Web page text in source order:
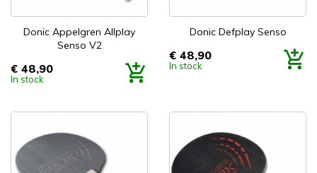
Donic Appelgren Allplay
Senso V2
Prijs
€ 48,90
In stock
Donic Defplay Senso
Prijs
€ 48,90
In stock